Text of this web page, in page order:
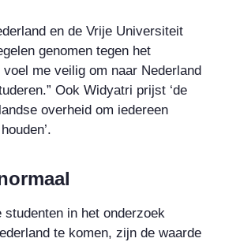
en de Vrije Universiteit
genomen tegen het
me veilig om naar Nederland
Ook Widyatri prijst ‘de
overheid om iedereen
studenten in het onderzoek
te komen, zijn de waarde